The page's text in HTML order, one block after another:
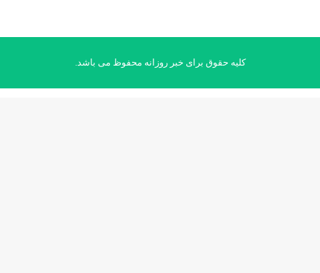
کلیه حقوق برای خبر روزانه محفوظ می باشد.